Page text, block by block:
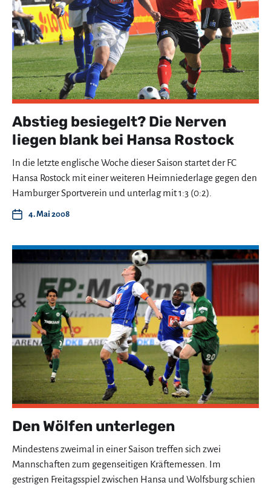
Abstieg besiegelt? Die Nerven
liegen blank bei Hansa Rostock
In die letzte englische Woche dieser Saison startet der FC
Hansa Rostock mit einer weiteren Heimniederlage gegen den
Hamburger Sportverein und unterlag mit 1:3 (0:2).
4. Mai 2008
Den Wölfen unterlegen
Mindestens zweimal in einer Saison treffen sich zwei
Mannschaften zum gegenseitigen Kräftemessen. Im
gestrigen Freitagsspiel zwischen Hansa und Wolfsburg schien